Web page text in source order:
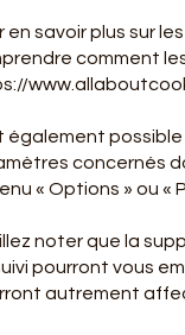
en savoir plus sur
comment
également
concernés
« Options » ou
noter que la
pourront vous
autrement